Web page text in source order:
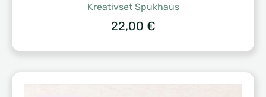
Kreativset Spukhaus
22,00 €